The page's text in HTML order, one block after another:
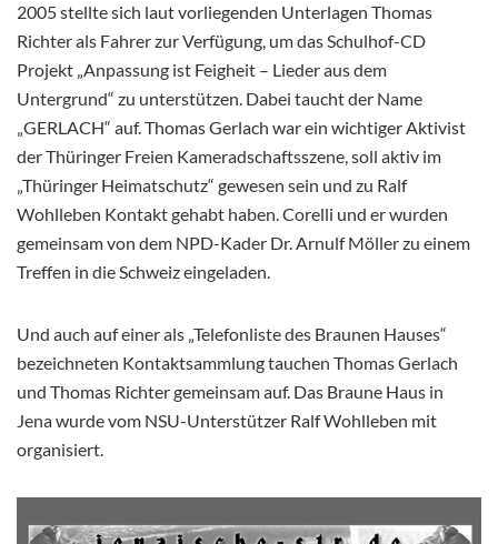
2005 stellte sich laut vorliegenden Unterlagen Thomas
Richter als Fahrer zur Verfügung, um das Schulhof-CD
Projekt „Anpassung ist Feigheit – Lieder aus dem
Untergrund“ zu unterstützen. Dabei taucht der Name
„GERLACH“ auf. Thomas Gerlach war ein wichtiger Aktivist
der Thüringer Freien Kameradschaftsszene, soll aktiv im
„Thüringer Heimatschutz“ gewesen sein und zu Ralf
Wohlleben Kontakt gehabt haben. Corelli und er wurden
gemeinsam von dem NPD-Kader Dr. Arnulf Möller zu einem
Treffen in die Schweiz eingeladen.
Und auch auf einer als „Telefonliste des Braunen Hauses“
bezeichneten Kontaktsammlung tauchen Thomas Gerlach
und Thomas Richter gemeinsam auf. Das Braune Haus in
Jena wurde vom NSU-Unterstützer Ralf Wohlleben mit
organisiert.